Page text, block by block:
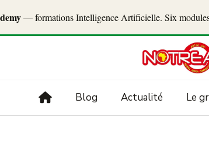
— formations Intelligence Artificielle. Six
Blog Actualité Le